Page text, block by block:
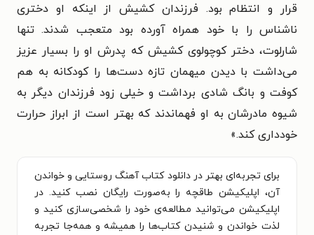
قرار و انتظام بود. فرزندان کشیش از اینکه او دختری
ناشناس را با خود همراه آورده بود متعجب شدند. تنها
شارلوت، دختر کوچولوی کشیش که پدرش او را بسیار عزیز
می‌داشت با دیدن میهمان تازه دست‌ها را کودکانه به هم
کوفت و بانگ شادی برداشت و خیلی زود فرزندان دیگر به
شیوه مادرشان به او فهماندند که بهتر است از ابراز حرارت
خودداری کند.»
برای تجربه‌ای بهتر در دانلود کتاب آهنگ روستایی و خواندن
آن، اپلیکیشن طاقچه را به‌صورت رایگان نصب کنید. در
اپلیکیشن می‌توانید مطالعه‌ی خود را شخصی‌سازی کنید و
لذت خواندن و شنیدن کتاب‌ها را همیشه و همه‌جا تجربه